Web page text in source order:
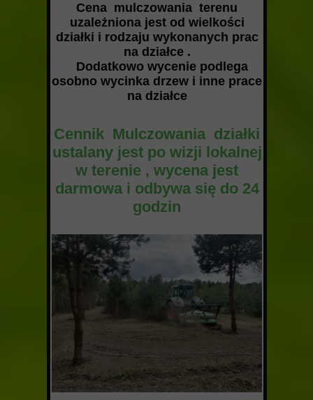
Cena mulczowania terenu
uzależniona jest od wielkości
działki i rodzaju wykonanych prac
na działce.
Dodatkowo wycenie podlega
osobno wycinka drzew i inne prace
na działce
Cennik Mulczowania działki
ustalany jest po wizji lokalnej
w terenie , wycena jest
darmowa i odbywa się do 24
godzin